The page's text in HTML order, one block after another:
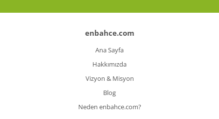
enbahce.com
Ana Sayfa
Hakkımızda
Vizyon & Misyon
Blog
Neden enbahce.com?